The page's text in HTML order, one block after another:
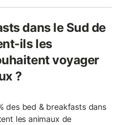
dans le Sud de
ils les
voyager
?
des bed & breakfasts dans
les animaux de